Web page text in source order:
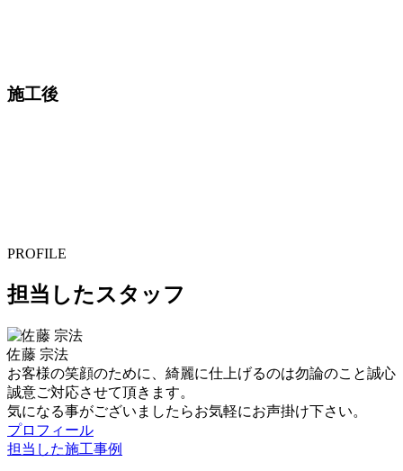
施工後
PROFILE
担当したスタッフ
佐藤 宗法
お客様の笑顔のために、綺麗に仕上げるのは勿論のこと誠心
誠意ご対応させて頂きます。
気になる事がございましたらお気軽にお声掛け下さい。
プロフィール
担当した施工事例